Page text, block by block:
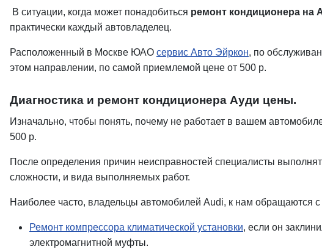
В ситуации, когда может понадобиться ремонт кондиционера на
практически каждый автовладелец.
Расположенный в Москве ЮАО сервис Авто Эйркон, по
этом направлении, по самой приемлемой цене от 500 р.
Диагностика и ремонт кондиционера Ауди цены.
Изначально, чтобы понять, почему не работает в вашем
500 р.
После определения причин неисправностей специалисты
сложности, и вида выполняемых работ.
Наиболее часто, владельцы автомобилей Audi, к нам обращаются
Ремонт компрессора климатической установки, если он
электромагнитной муфты.